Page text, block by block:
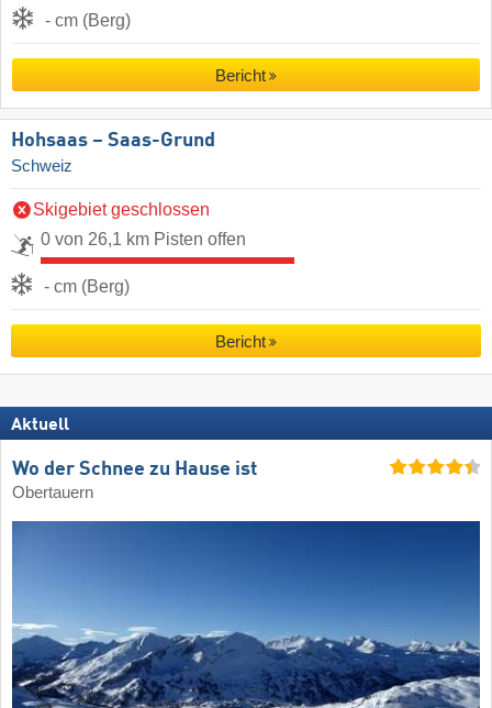
- cm (Berg)
Bericht
Hohsaas – Saas-Grund
Schweiz
Skigebiet geschlossen
0 von 26,1 km Pisten offen
- cm (Berg)
Bericht
Aktuell
Wo der Schnee zu Hause ist
Obertauern